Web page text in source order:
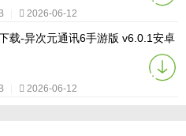
2026-06-12
载-异次元通讯6手游版 v6.0.1安卓
2026-06-12